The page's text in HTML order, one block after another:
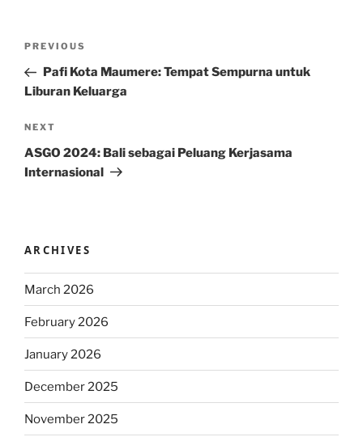
Previous
Post
PREVIOUS
Pafi Kota Maumere: Tempat Sempurna untuk
Liburan Keluarga
Next
Post
NEXT
ASGO 2024: Bali sebagai Peluang Kerjasama
Internasional
ARCHIVES
March 2026
February 2026
January 2026
December 2025
November 2025